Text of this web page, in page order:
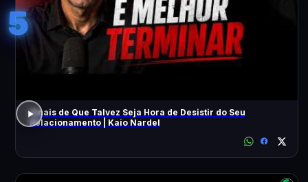
5
Sinais de Que Talvez Seja Hora de Desistir do Seu
Relacionamento | Kaio Nardel